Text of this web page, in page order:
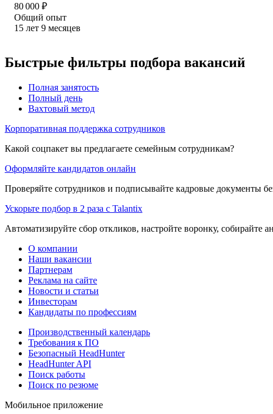
80 000 ₽
Общий опыт
15 лет 9 месяцев
Быстрые фильтры подбора вакансий
Полная занятость
Полный день
Вахтовый метод
Корпоративная поддержка сотрудников
Какой соцпакет вы предлагаете семейным сотрудникам?
Оформляйте кандидатов онлайн
Проверяйте сотрудников и подписывайте кадровые документы
Ускорьте подбор в 2 раза с Talantix
Автоматизируйте сбор откликов, настройте воронку, собирайте
О компании
Наши вакансии
Партнерам
Реклама на сайте
Новости и статьи
Инвесторам
Кандидаты по профессиям
Производственный календарь
Требования к ПО
Безопасный HeadHunter
HeadHunter API
Поиск работы
Поиск по резюме
Мобильное приложение